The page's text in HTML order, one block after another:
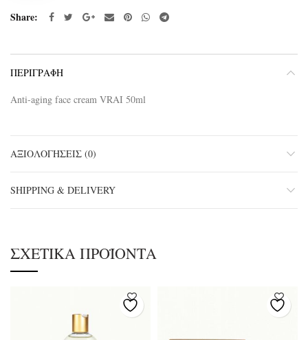
Share
ΠΕΡΙΓΡΑΦΉ
Anti-aging face cream VRAI 50ml
ΑΞΙΟΛΟΓΉΣΕΙΣ (0)
SHIPPING & DELIVERY
ΣΧΕΤΙΚΆ ΠΡΟΪΌΝΤΑ